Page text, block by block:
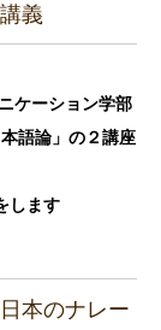
義
ケーション学部
語論」の２講座
します
本のナレー